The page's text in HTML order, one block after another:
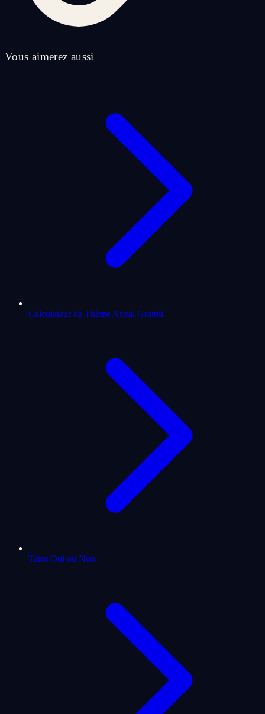
Vous aimerez aussi
Calculateur de Thème Astral Gratuit
Tarot Oui ou Non